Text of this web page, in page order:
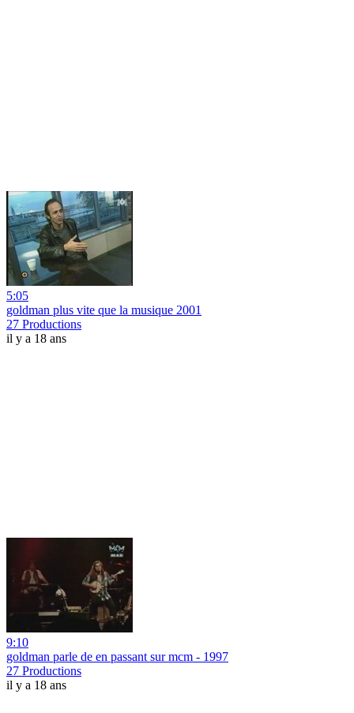
5:05
goldman plus vite que la musique 2001
27 Productions
il y a 18 ans
9:10
goldman parle de en passant sur mcm - 1997
27 Productions
il y a 18 ans